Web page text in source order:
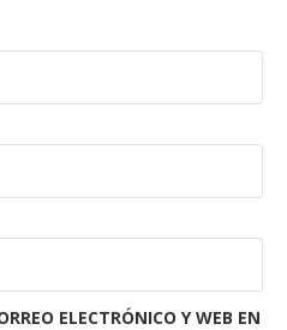
ELECTRÓNICO Y WEB EN